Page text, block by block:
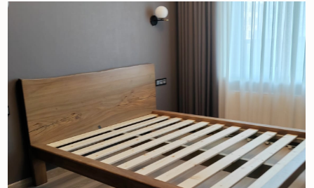
Всю жизнь мечтала о кровати из натурального дерева
и когда наступил момент ее приобретения со всей
ответственностью и требовательностью подошла
тумбочки в комплект. С самого первого дня общения
с изготовителем установились доверительные
отношения, получила полное представление о работе
с деревом, советы, рекомендации и предложения.
Совместно разработали эскизы с учетом всех
фантастических хотелок и индивидуальных размеров
мебели. Итог восхищает-стильно, современно,
аккуратно и очень красиво.